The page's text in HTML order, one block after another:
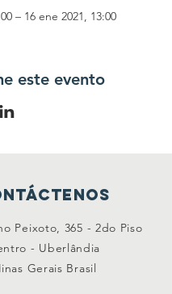
– 16 ene 2021, 13:00
este evento
Peixoto, 365 - 2do Piso
- Uberlândia
Gerais Brasil